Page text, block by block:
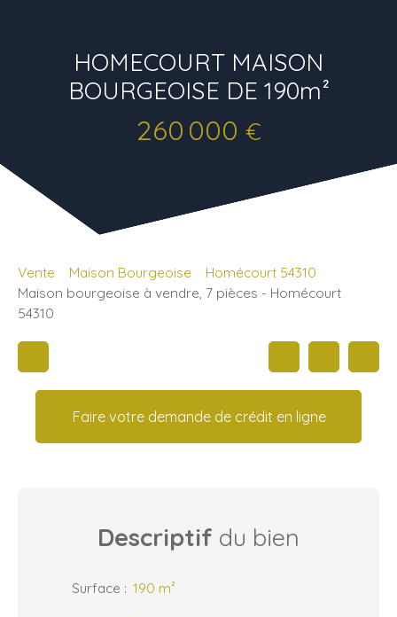
HOMECOURT MAISON
BOURGEOISE DE 190m²
260 000 €
Vente Maison Bourgeoise
Homécourt 54310
Maison bourgeoise à vendre, 7 pièces - Homécourt
54310
Faire votre demande de crédit en ligne
Descriptif du bien
Surface : 190 m²